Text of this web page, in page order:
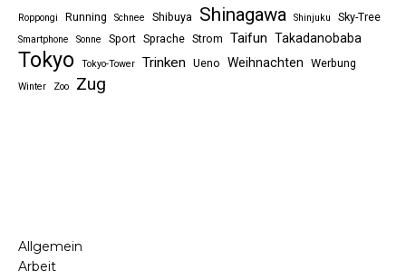
Roppongi
Running Schnee Shibuya Shinagawa Shinjuku Sky-Tree
Smartphone Sonne Sport Sprache Strom Taifun Takadanobaba
Tokyo Tokyo-Tower Trinken Ueno Weihnachten Werbung
Winter Zoo Zug
Allgemein
Arbeit